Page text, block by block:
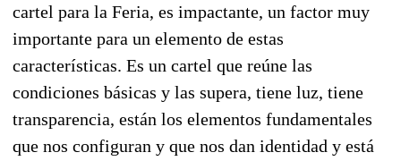
cartel para la Feria, es impactante, un factor muy
importante para un elemento de estas
características. Es un cartel que reúne las
condiciones básicas y las supera, tiene luz, tiene
transparencia, están los elementos fundamentales
que nos configuran y que nos dan identidad y está